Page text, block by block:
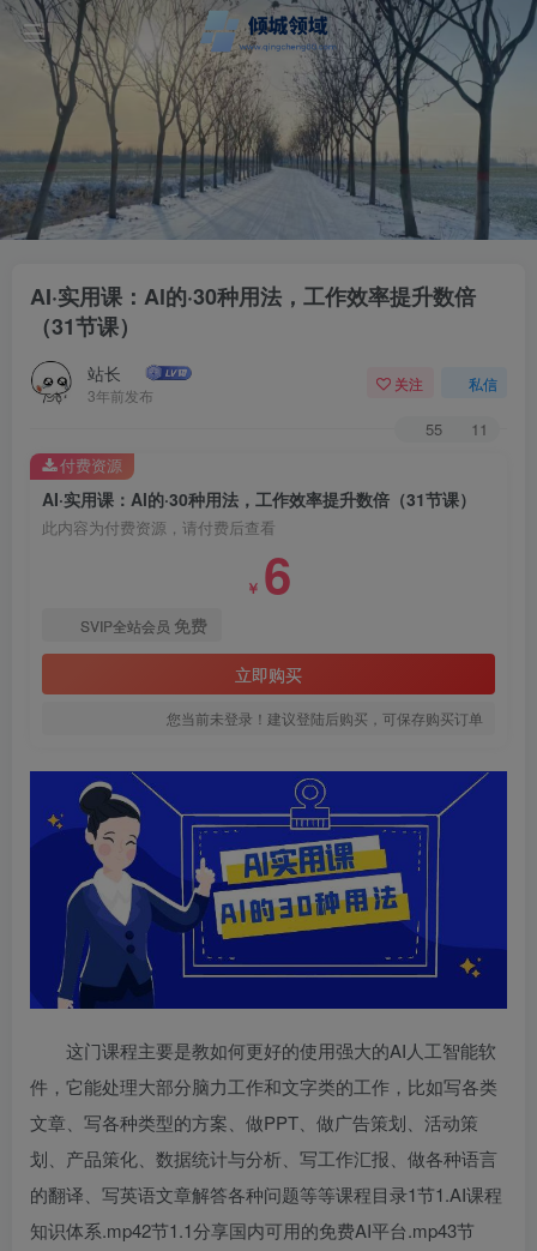
AI·实用课：Al的·30种用法，工作效率提升数倍
（31节课）
站长
3年前发布
关注 私信
55 11
AI·实用课：Al的·30种用法，工作效率提升数倍（31节课）
此内容为付费资源，请付费后查看
￥ 6
SVIP全站会员 免费
立即购买
您当前未登录！建议登陆后购买，可保存购买订单
付费资源
这门课程主要是教如何更好的使用强大的AI人工智能软
件，它能处理大部分脑力工作和文字类的工作，比如写各类
文章、写各种类型的方案、做PPT、做广告策划、活动策
划、产品策化、数据统计与分析、写工作汇报、做各种语言
的翻译、写英语文章解答各种问题等等课程目录1节1.AI课程
知识体系.mp42节1.1分享国内可用的免费AI平台.mp43节